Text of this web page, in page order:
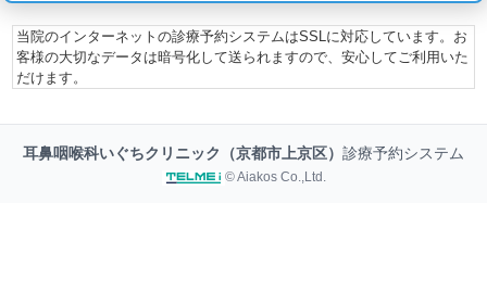
当院のインターネットの診療予約システムはSSLに対応しています。お
客様の大切なデータは暗号化して送られますので、安心してご利用いた
だけます。
耳鼻咽喉科いぐちクリニック（京都市上京区） 診療予約システム
© Aiakos Co.,Ltd.